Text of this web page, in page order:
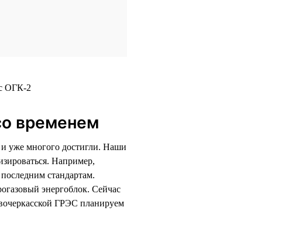
временем
уже многого достигли. Наши
Например,
стандартам.
энергоблок. Сейчас
ГРЭС планируем